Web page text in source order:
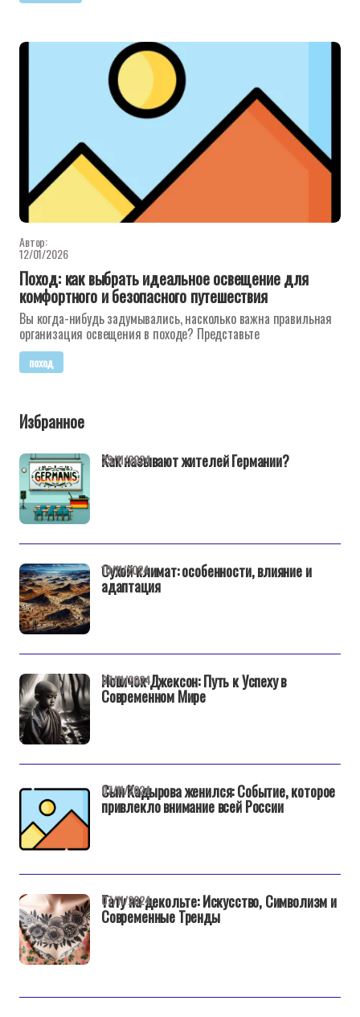
Автор:
12/01/2026
Поход: как выбрать идеальное освещение для
комфортного и безопасного путешествия
Вы когда-нибудь задумывались, насколько важна правильная
организация освещения в походе? Представьте
поход
Избранное
Как называют жителей Германии?
29/11/2024
Сухой климат: особенности, влияние и
адаптация
10/11/2024
Новичок Джексон: Путь к Успеху в
Современном Мире
07/11/2024
Сын Кадырова женился: Событие, которое
привлекло внимание всей России
07/11/2024
Тату на декольте: Искусство, Символизм и
Современные Тренды
07/11/2024